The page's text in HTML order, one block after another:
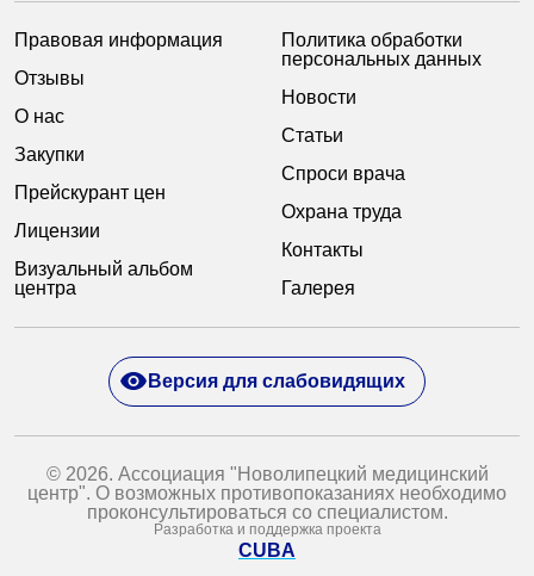
Правовая информация
Отзывы
О нас
Закупки
Прейскурант цен
Лицензии
Визуальный альбом
центра
Политика обработки
персональных данных
Новости
Статьи
Спроси врача
Охрана труда
Контакты
Галерея
© 2026. Ассоциация "Новолипецкий медицинский
центр". О возможных противопоказаниях необходимо
проконсультироваться со специалистом.
Разработка и поддержка проекта
CUBA
Версия для слабовидящих